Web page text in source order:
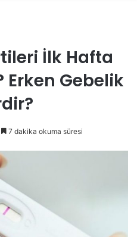
İlk Hafta
Erken Gebelik
7 dakika okuma süresi